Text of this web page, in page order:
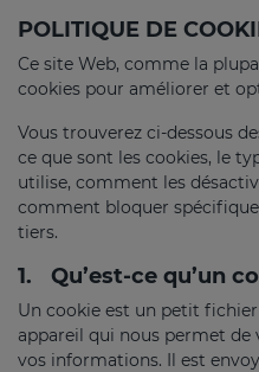
POLITIQUE DE
Ce site Web, comme la
cookies pour améliorer et
Vous trouverez ci-dessous
ce que sont les cookies, le
utilise, comment les
comment bloquer
tiers.
1. Qu’est-ce qu’un
Un cookie est un petit
appareil qui nous permet
vos informations. Il est